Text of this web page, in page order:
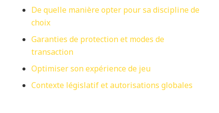
De quelle manière opter pour sa discipline de
choix
Garanties de protection et modes de
transaction
Optimiser son expérience de jeu
Contexte législatif et autorisations globales